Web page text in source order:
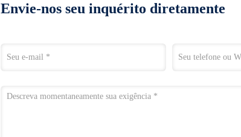
Envie-nos seu inquérito diretamente